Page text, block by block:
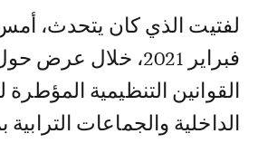
فبراير 2021، خلال
القوانين التنظيمية المؤطرة
الداخلية والجماعات